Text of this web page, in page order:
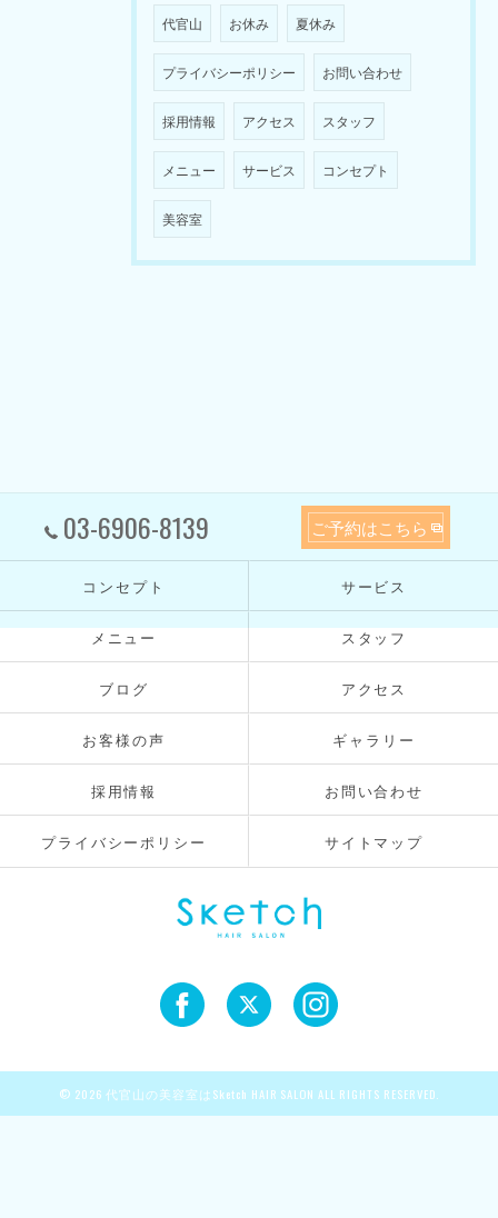
代官山 お休み 夏休み
プライバシーポリシー お問い合わせ
採用情報 アクセス スタッフ
メニュー サービス コンセプト
美容室
03-6906-8139 ご予約はこちら
コンセプト サービス
メニュー スタッフ
ブログ アクセス
お客様の声 ギャラリー
採用情報 お問い合わせ
プライバシーポリシー サイトマップ
© 2026 代官山の美容室はSketch HAIR SALON ALL RIGHTS RESERVED.